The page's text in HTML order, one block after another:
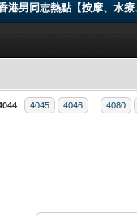
男同志熱點【按摩、水療
4045 4046 4080